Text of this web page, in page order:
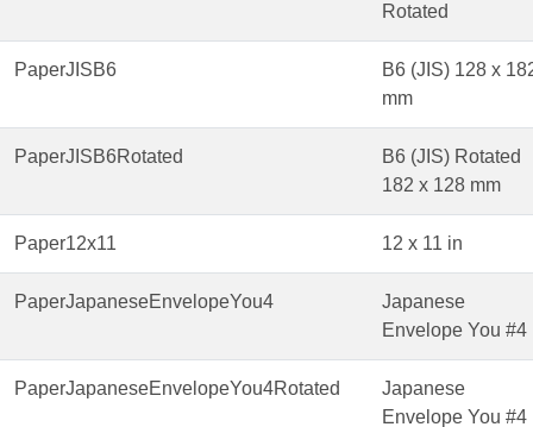
Rotated
PaperJISB6
B6 (JIS) 128 x
mm
PaperJISB6Rotated
B6 (JIS) Rotated
182 x 128 mm
Paper12x11 12 x 11 in
PaperJapaneseEnvelopeYou4
Japanese
Envelope You #4
PaperJapaneseEnvelopeYou4Rotated
Japanese
Envelope You #4